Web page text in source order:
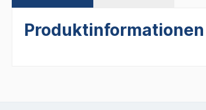
Produktinformationen